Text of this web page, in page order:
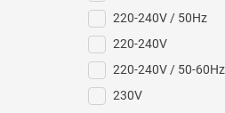
220-240V / 50Hz
220-240V
220-240V / 50-60Hz
230V